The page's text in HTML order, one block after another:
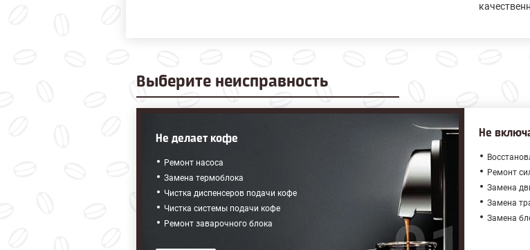
Выберите неисправность
Не делает кофе
Ремонт насоса
Замена термоблока
Чистка диспенсеров подачи кофе
Чистка системы подачи кофе
Ремонт заварочного блока
Не
Ремонт
Замена
Замена
Замена